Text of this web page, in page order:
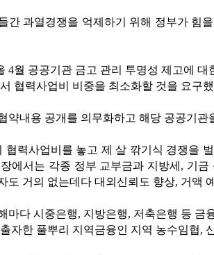
간 과열경쟁을 억제하기 위해 정부가 힘
4월 공공기관 금고 관리 투명성 제고에
협력사업비 비중을 최소화할 것을 요구
약내용 공개를 의무화하고 해당 공공기관
협력사업비를 놓고 제 살 깎기식 경쟁을
에서는 각종 정부 교부금과 지방세, 기
도 거의 없는데다 대외신뢰도 향상, 거액
마다 시중은행, 지방은행, 저축은행 등
자한 풀뿌리 지역금융인 지역 농수임협,